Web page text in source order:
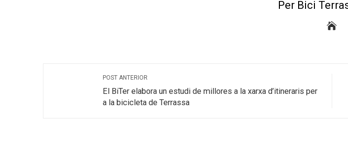
Per Bici
POST ANTERIOR
El BiTer elabora un estudi de millores a la xarxa d’itineraris per
a la bicicleta de Terrassa